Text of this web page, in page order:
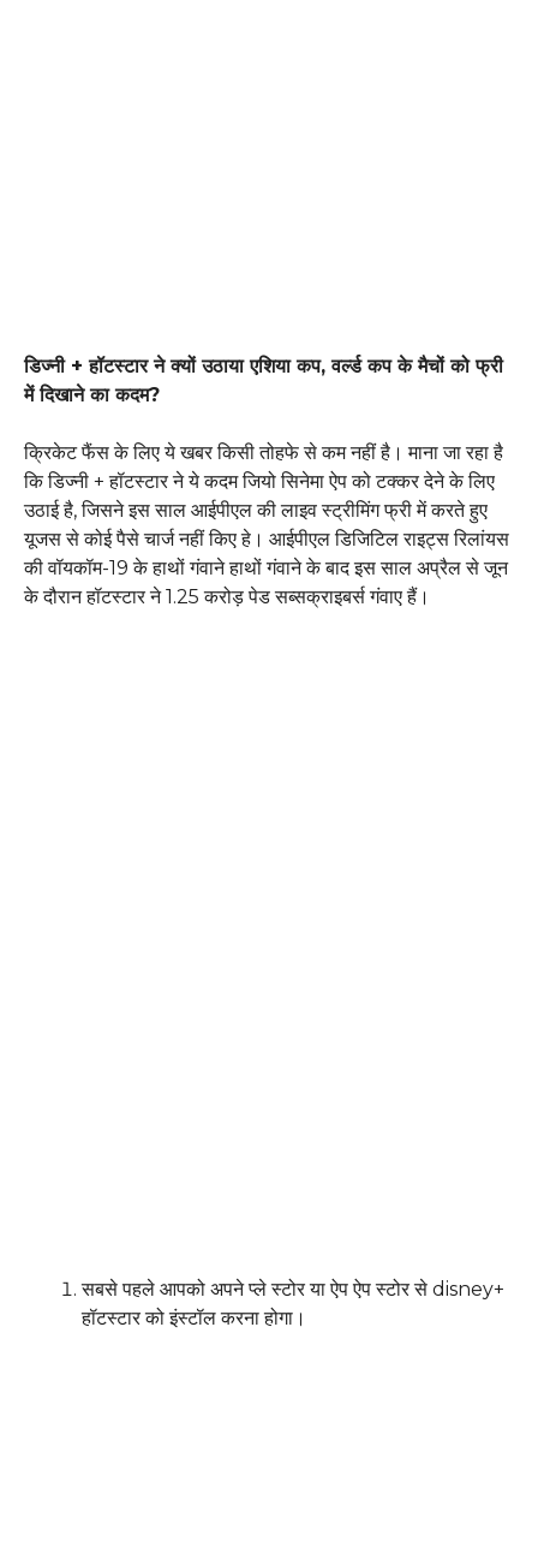
डिज्नी +हॉटस्टार ने क्यों उठाया एशिया कप, वर्ल्ड कप के मैचों को फ्री
में दिखाने का कदम?
क्रिकेट फैंस के लिए ये खबर किसी तोहफे से कम नहीं है। माना जा रहा है
कि डिज्नी + हॉटस्टार ने ये कदम जियो सिनेमा ऐप को टक्कर देने के लिए
उठाई है, जिसने इस साल आईपीएल की लाइव स्ट्रीमिंग फ्री में करते हुए
यूजस से कोई पैसे चार्ज नहीं किए हे। आईपीएल डिजिटिल राइट्स रिलांयस
की वॉयकॉम-19 के हाथों गंवाने हाथों गंवाने के बाद इस साल अप्रैल से जून
के दौरान हॉटस्टार ने 1.25 करोड़ पेड सब्सक्राइबर्स गंवाए हैं।
सबसे पहले आपको अपने प्ले स्टोर या ऐप ऐप स्टोर से disney+
हॉटस्टार को इंस्टॉल करना होगा।